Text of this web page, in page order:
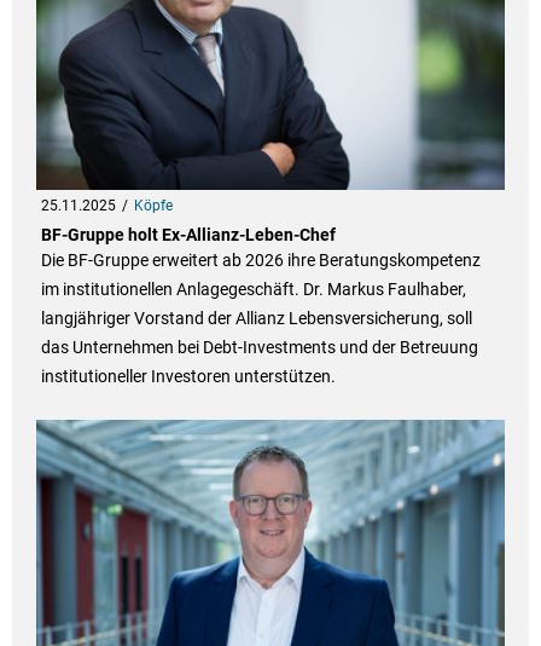
25.11.2025 Köpfe
BF-Gruppe holt Ex-Allianz-Leben-Chef
Die BF-Gruppe erweitert ab 2026 ihre Beratungskompetenz
im institutionellen Anlagegeschäft. Dr. Markus Faulhaber,
langjähriger Vorstand der Allianz Lebensversicherung, soll
das Unternehmen bei Debt-Investments und der Betreuung
institutioneller Investoren unterstützen.